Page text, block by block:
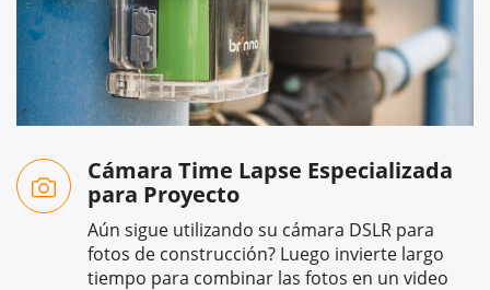
Cámara Time Lapse Especializada
para Proyecto
Aún sigue utilizando su cámara DSLR para
fotos de construcción? Luego invierte largo
tiempo para combinar las fotos en un video